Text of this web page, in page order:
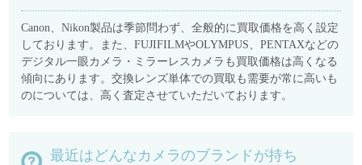
Canon、Nikon製品は季節問わず、全般的に買取価格を高く設定
しております。また、FUJIFILMやOLYMPUS、PENTAXなどの
デジタル一眼カメラ・ミラーレスカメラも買取価格は高くなる
傾向にあります。交換レンズ単体での買取も需要が常に高いも
のについては、高く査定させていただいております。
最近はどんなカメラのブランドが持ち